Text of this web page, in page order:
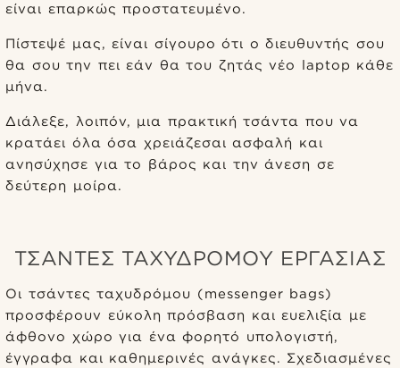
είναι επαρκώς προστατευμένο.
Πίστεψέ μας, είναι σίγουρο ότι ο διευθυντής σου
θα σου την πει εάν θα του ζητάς νέο laptop κάθε
μήνα.
Διάλεξε, λοιπόν, μια πρακτική τσάντα που να
κρατάει όλα όσα χρειάζεσαι ασφαλή και
ανησύχησε για το βάρος και την άνεση σε
δεύτερη μοίρα.
ΤΣΑΝΤΕΣ ΤΑΧΥΔΡΟΜΟΥ ΕΡΓΑΣΙΑΣ
Οι τσάντες ταχυδρόμου (messenger bags)
προσφέρουν εύκολη πρόσβαση και ευελιξία με
άφθονο χώρο για ένα φορητό υπολογιστή,
έγγραφα και καθημερινές ανάγκες. Σχεδιασμένες